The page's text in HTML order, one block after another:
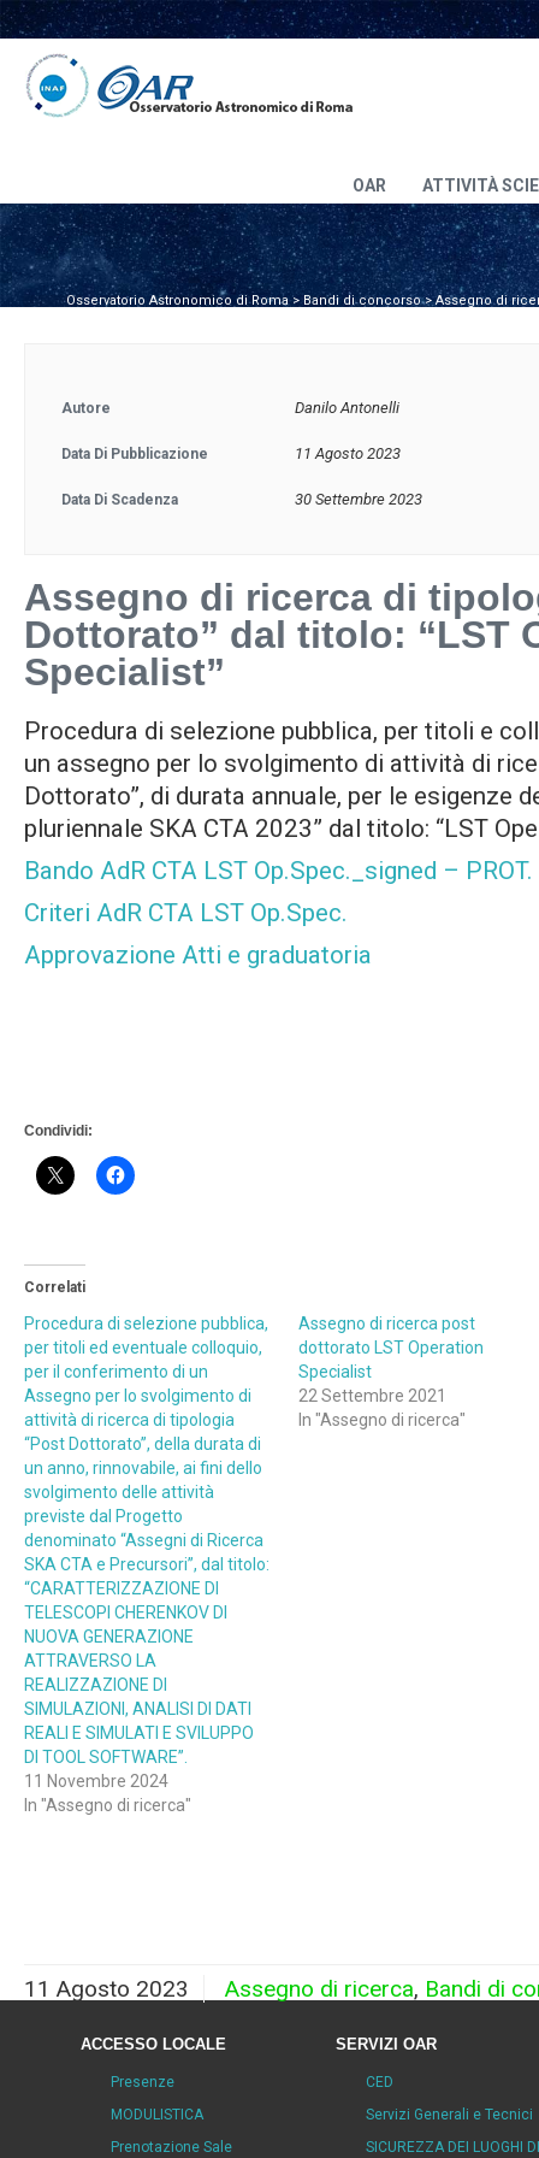
OAR ATTIVITÀ
Osservatorio Astronomico di Roma>Bandi di concorso>Assegno di
Autore Danilo Antonelli
Data Di Pubblicazione 11 Agosto 2023
Data Di Scadenza 30 Settembre 2023
Assegno di ricerca di
Dottorato” dal titolo: “LST
Specialist”
Procedura di selezione pubblica, per titoli e
un assegno per lo svolgimento di attività di
Dottorato”, di durata annuale, per le esigenze
pluriennale SKA CTA 2023” dal titolo: “LST
Bando AdR CTA LST Op.Spec._signed –
Criteri AdR CTA LST Op.Spec.
Approvazione Atti e graduatoria
Condividi:
Correlati
Procedura di selezione pubblica,
per titoli ed eventuale colloquio,
per il conferimento di un
Assegno per lo svolgimento di
attività di ricerca di tipologia
“Post Dottorato”, della durata di
un anno, rinnovabile, ai fini dello
svolgimento delle attività
previste dal Progetto
denominato “Assegni di Ricerca
SKA CTA e Precursori”, dal titolo:
“CARATTERIZZAZIONE DI
TELESCOPI CHERENKOV DI
NUOVA GENERAZIONE
ATTRAVERSO LA
REALIZZAZIONE DI
SIMULAZIONI, ANALISI DI DATI
REALI E SIMULATI E SVILUPPO
DI TOOL SOFTWARE”.
11 Novembre 2024
In "Assegno di ricerca"
Assegno di ricerca post
dottorato LST Operation
Specialist
22 Settembre 2021
In "Assegno di ricerca"
11 Agosto 2023 Assegno di ricerca, Bandi di
ACCESSO LOCALE
Presenze
MODULISTICA
Prenotazione Sale
SERVIZI OAR
CED
Servizi Generali e Tecnici
SICUREZZA DEI LUOGHI DI